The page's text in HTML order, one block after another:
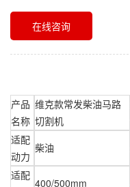
在线咨询
产品
名称
维克款常发柴油马路
切割机
适配
动力
柴油
适配
400/500mm